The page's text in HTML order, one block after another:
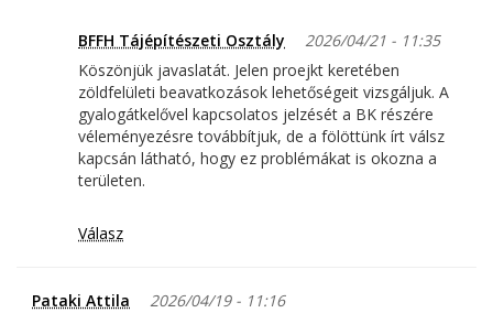
BFFH Tájépítészeti Osztály
2026/04/21 - 11:35
Köszönjük javaslatát. Jelen proejkt keretében
zöldfelületi beavatkozások lehetőségeit vizsgáljuk. A
gyalogátkelővel kapcsolatos jelzését a BK részére
véleményezésre továbbítjuk, de a fölöttünk írt válsz
kapcsán látható, hogy ez problémákat is okozna a
területen.
Válasz
Pataki Attila
2026/04/19 - 11:16